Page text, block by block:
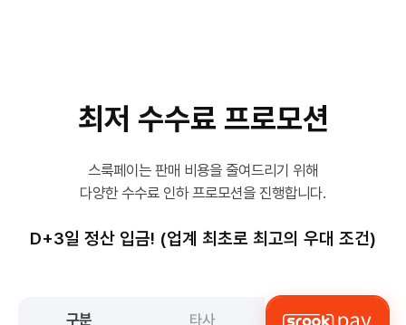
최저 수수료 프로모션
스룩페이는 판매 비용을 줄여드리기 위해
다양한 수수료 인하 프로모션을 진행합니다.
D+3일 정산 입금! (업계 최초로 최고의 우대 조건)
구분 타사